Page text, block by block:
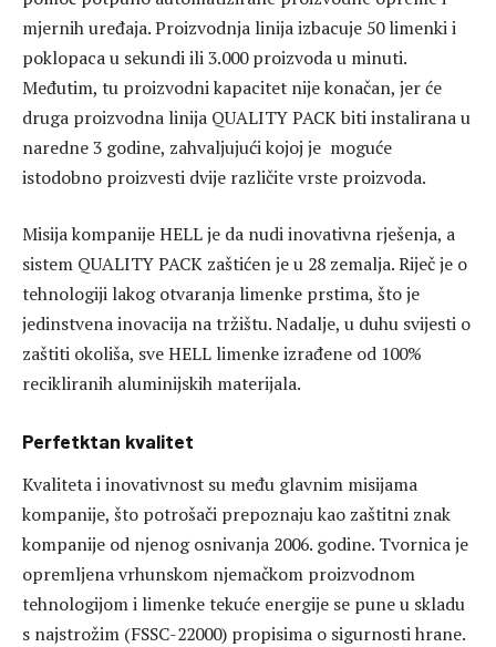
mjernih uređaja. Proizvodnja linija izbacuje 50 limenki i
poklopaca u sekundi ili 3.000 proizvoda u minuti.
Međutim, tu proizvodni kapacitet nije konačan, jer će
druga proizvodna linija QUALITY PACK biti instalirana u
naredne 3 godine, zahvaljujući kojoj je moguće
istodobno proizvesti dvije različite vrste proizvoda.
Misija kompanije HELL je da nudi inovativna rješenja, a
sistem QUALITY PACK zaštićen je u 28 zemalja. Riječ je o
tehnologiji lakog otvaranja limenke prstima, što je
jedinstvena inovacija na tržištu. Nadalje, u duhu svijesti o
zaštiti okoliša, sve HELL limenke izrađene od 100%
recikliranih aluminijskih materijala.
Perfetktan kvalitet
Kvaliteta i inovativnost su među glavnim misijama
kompanije, što potrošači prepoznaju kao zaštitni znak
kompanije od njenog osnivanja 2006. godine. Tvornica je
opremljena vrhunskom njemačkom proizvodnom
tehnologijom i limenke tekuće energije se pune u skladu
s najstrožim (FSSC-22000) propisima o sigurnosti hrane.